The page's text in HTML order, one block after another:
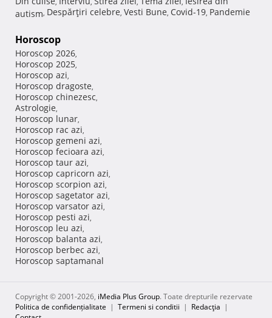
autism, Despărţiri celebre, Vesti Bune, Covid-19, Pandemie
Horoscop
Horoscop 2026,
Horoscop 2025,
Horoscop azi,
Horoscop dragoste,
Horoscop chinezesc,
Astrologie,
Horoscop lunar,
Horoscop rac azi,
Horoscop gemeni azi,
Horoscop fecioara azi,
Horoscop taur azi,
Horoscop capricorn azi,
Horoscop scorpion azi,
Horoscop sagetator azi,
Horoscop varsator azi,
Horoscop pesti azi,
Horoscop leu azi,
Horoscop balanta azi,
Horoscop berbec azi,
Horoscop saptamanal
Copyright © 2001-2026, iMedia Plus Group. Toate drepturile rezervate
Politica de confidențialitate | Termeni si conditii | Redacţia |